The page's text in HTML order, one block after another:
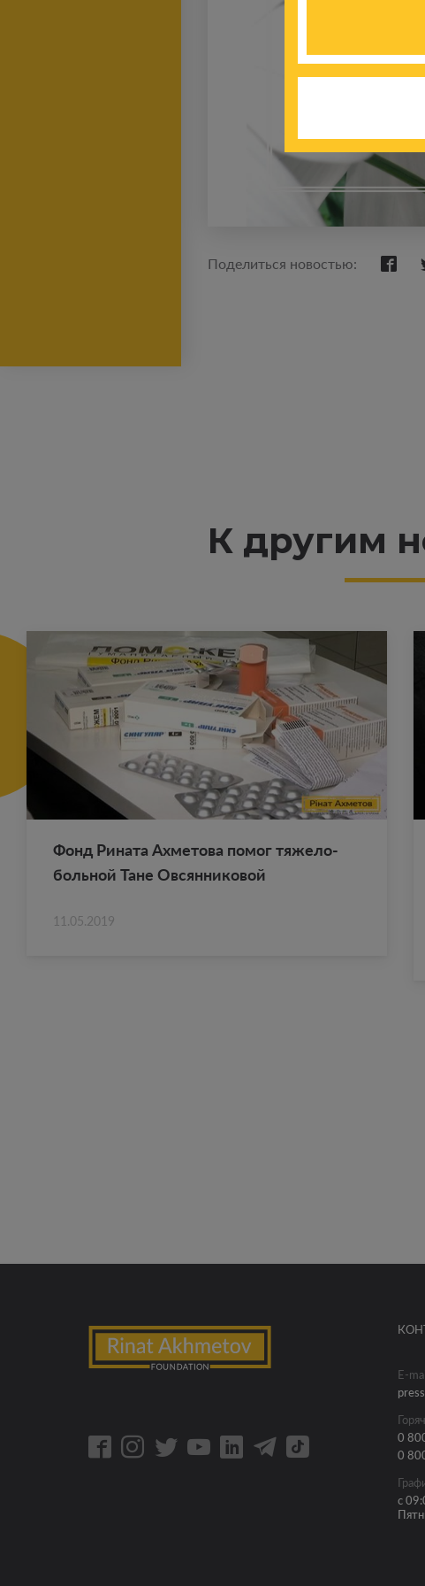
Поделиться новостью:
К другим
Фонд Ри­на­та Ах­ме­то­ва помог тя­же­ло­
боль­ной Тане Ов­сян­ни­ко­вой
11.05.2019
E-
0
0
с